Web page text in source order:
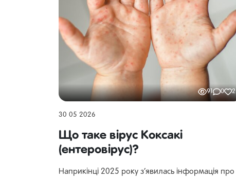
91 0 2
30 05 2026
Що таке вірус Коксакі
(ентеровірус)?
Наприкінці 2025 року з’явилась інформація про